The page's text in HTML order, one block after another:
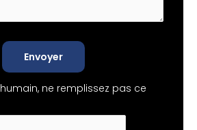
Envoyer
ne remplissez pas ce